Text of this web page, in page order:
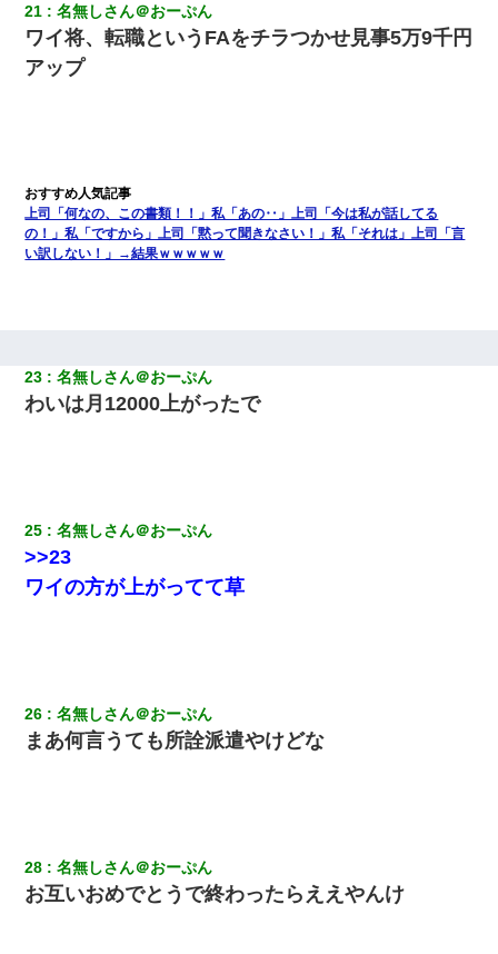
21 名無しさん＠おーぷん
ワイ将、転職というFAをチラつかせ見事5万9千円
アップ
上司「何なの、この書類！！」私「あの‥」上司「今は私が話してる
の！」私「ですから」上司「黙って聞きなさい！」私「それは」上司「言
い訳しない！」→結果ｗｗｗｗｗ
23 名無しさん＠おーぷん
わいは月12000上がったで
25 名無しさん＠おーぷん
>>23
ワイの方が上がってて草
26 名無しさん＠おーぷん
まあ何言うても所詮派遣やけどな
28 名無しさん＠おーぷん
お互いおめでとうで終わったらええやんけ